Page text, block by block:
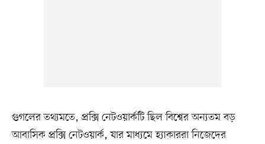
গুগলের তথ্যমতে, প্রক্সি নেটওয়ার্কটি ছিল বিশ্বের অন্যতম বড়
আবাসিক প্রক্সি নেটওয়ার্ক, যার মাধ্যমে হ্যাকাররা নিজেদের